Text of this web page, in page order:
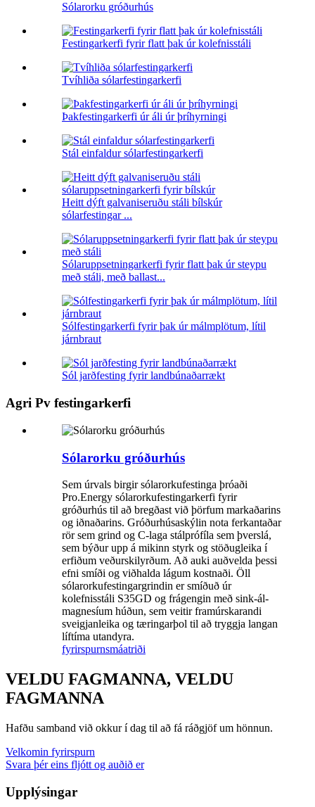
Sólarorku gróðurhús
Festingarkerfi fyrir flatt þak úr kolefnisstáli
Tvíhliða sólarfestingarkerfi
Þakfestingarkerfi úr áli úr þríhyrningi
Stál einfaldur sólarfestingarkerfi
Heitt dýft galvaniseruðu stáli bílskúr
sólarfestingar ...
Sólaruppsetningarkerfi fyrir flatt þak úr steypu
með stáli, með ballast...
Sólfestingarkerfi fyrir þak úr málmplötum, lítil
járnbraut
Sól jarðfesting fyrir landbúnaðarrækt
Agri Pv festingarkerfi
Sólarorku gróðurhús
Sem úrvals birgir sólarorkufestinga þróaði
Pro.Energy sólarorkufestingarkerfi fyrir
gróðurhús til að bregðast við þörfum markaðarins
og iðnaðarins. Gróðurhúsaskýlin nota ferkantaðar
rör sem grind og C-laga stálprófíla sem þverslá,
sem býður upp á mikinn styrk og stöðugleika í
erfiðum veðurskilyrðum. Að auki auðvelda þessi
efni smíði og viðhalda lágum kostnaði. Öll
sólarorkufestingargrindin er smíðuð úr
kolefnisstáli S35GD og frágengin með sink-ál-
magnesíum húðun, sem veitir framúrskarandi
sveigjanleika og tæringarþol til að tryggja langan
líftíma utandyra.
fyrirspurnsmáatriði
VELDU FAGMANNA, VELDU
FAGMANNA
Hafðu samband við okkur í dag til að fá ráðgjöf um hönnun.
Velkomin fyrirspurn
Svara þér eins fljótt og auðið er
Upplýsingar